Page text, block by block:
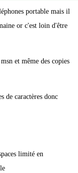
portable mais il
or c'est loin d'être
et même des copies
de caractères donc
limité en